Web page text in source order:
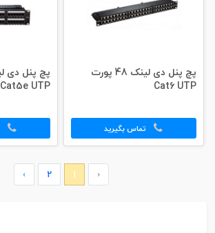
پچ پنل دی لینک 48 پورت
Cat6 UTP
تماس بگیرید
Cat5e UTP
‹
1
2
›